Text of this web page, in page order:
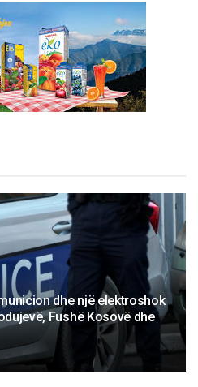
dhe një elektroshok
Fushë Kosovë dhe